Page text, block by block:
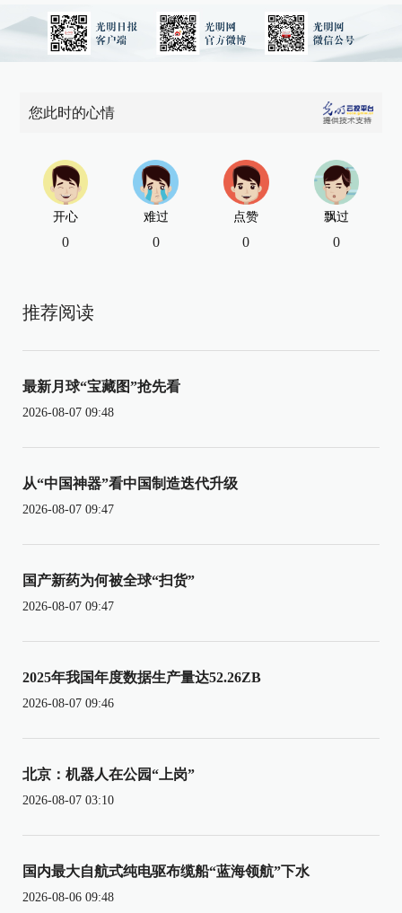
您此时的心情
开心
0
难过
0
点赞
0
飘过
0
推荐阅读
最新月球“宝藏图”抢先看
2026-08-07 09:48
从“中国神器”看中国制造迭代升级
2026-08-07 09:47
国产新药为何被全球“扫货”
2026-08-07 09:47
2025年我国年度数据生产量达52.26ZB
2026-08-07 09:46
北京：机器人在公园“上岗”
2026-08-07 03:10
国内最大自航式纯电驱布缆船“蓝海领航”下水
2026-08-06 09:48